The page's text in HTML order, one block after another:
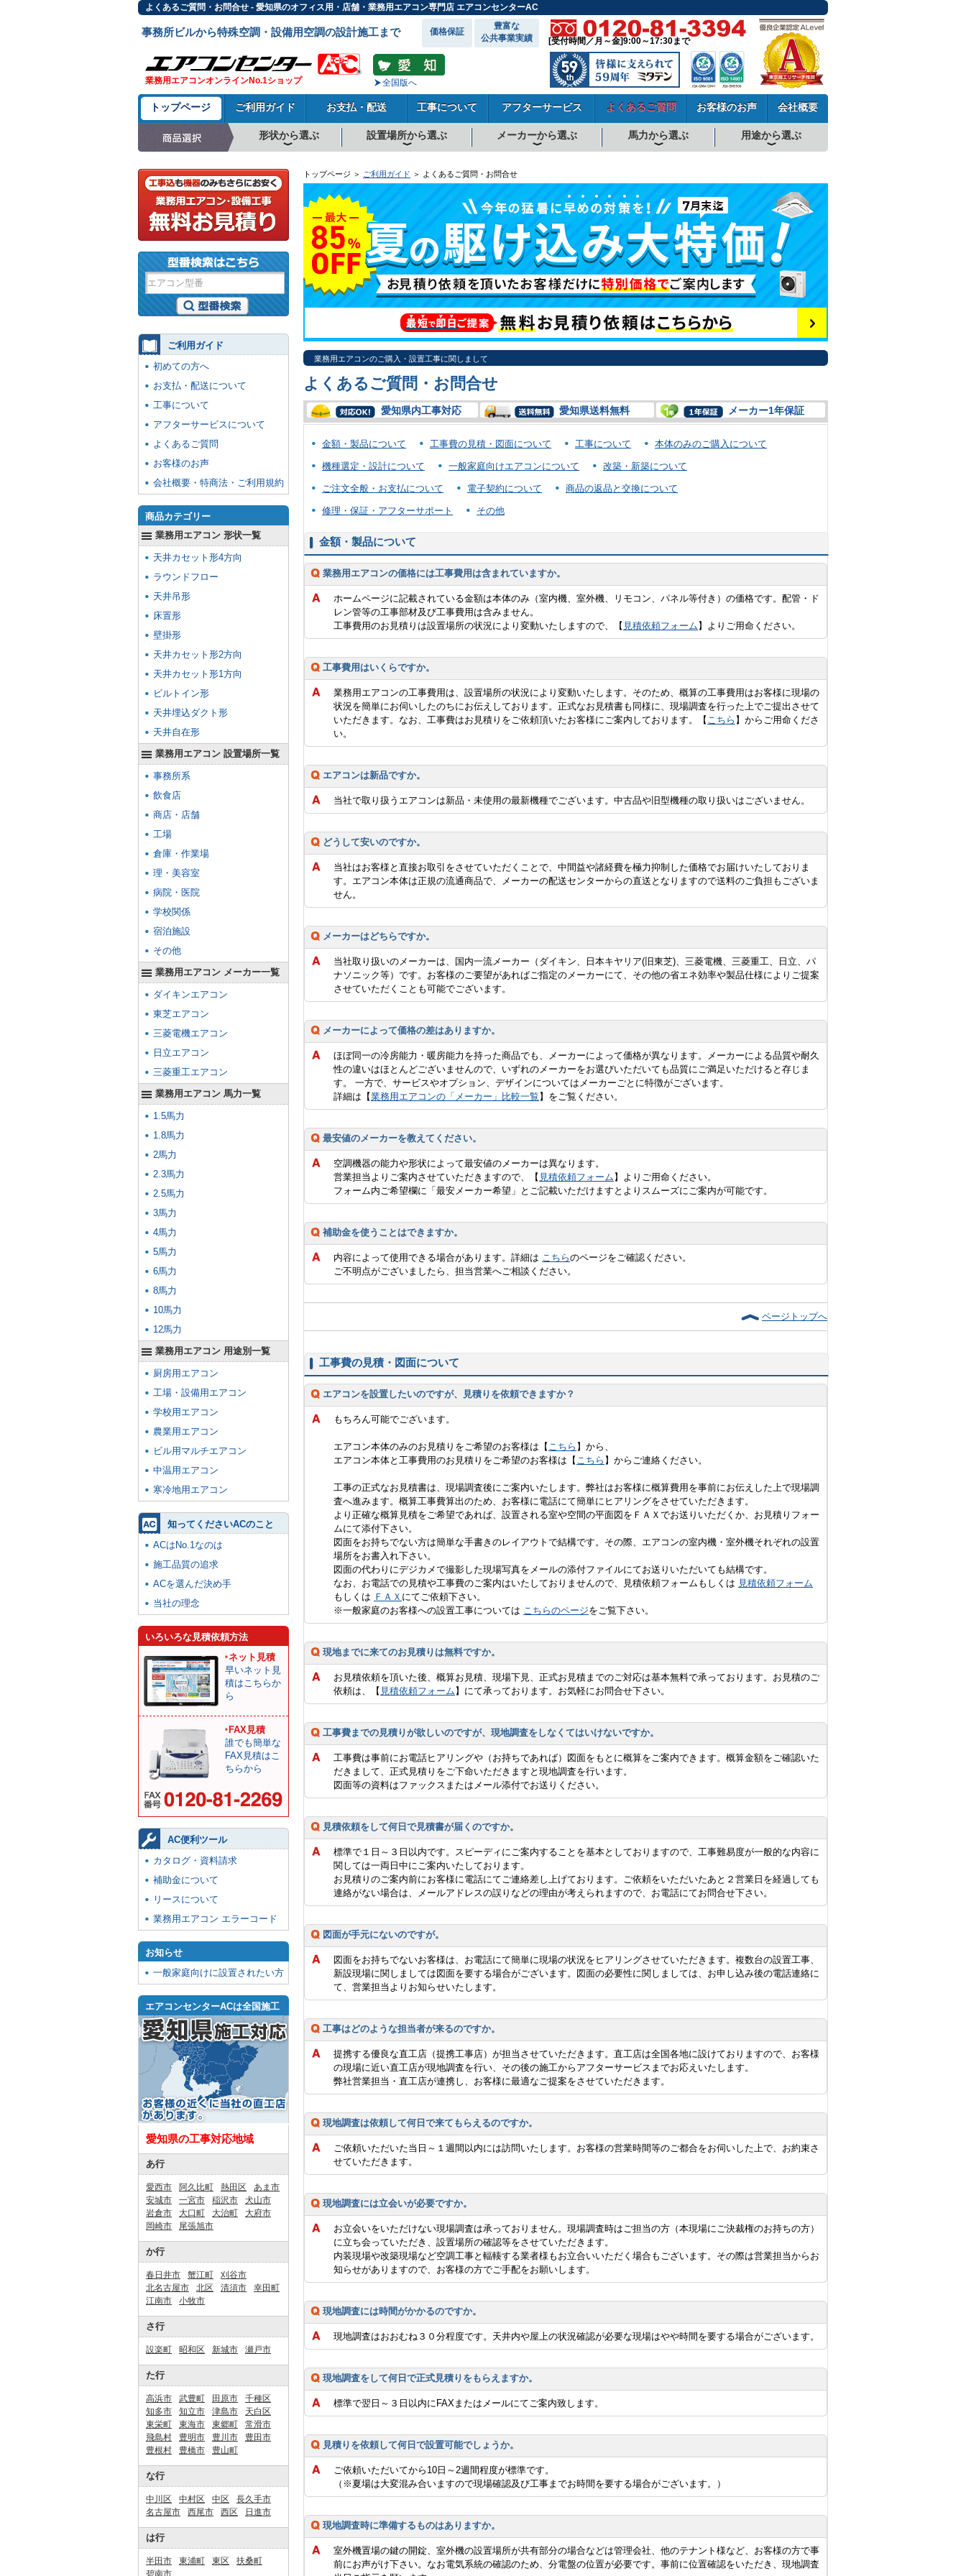
よくあるご質問・お問合せ - 愛知県のオフィス用・店舗・業務用エアコン専門店 エアコンセンターAC
事務所ビルから特殊空調・設備用空調の設計施工まで 価格保証
豊富な
公共事業実績
業務用エアコンオンラインNo.1ショップ 全国版へ
[受付時間／月～金]9:00～17:30まで
トップページ ご利用ガイド お支払・配送 工事について アフターサービス よくあるご質問 お客様のお声 会社概要
形状から選ぶ 設置場所から選ぶ メーカーから選ぶ 馬力から選ぶ 用途から選ぶ
トップページ ＞ ご利用ガイド ＞ よくあるご質問・お問合せ
業務用エアコンのご購入・設置工事に関しまして
よくあるご質問・お問合せ
愛知県内工事対応 愛知県送料無料 メーカー1年保証
金額・製品について 工事費の見積・図面について 工事について 本体のみのご購入について
機種選定・設計について 一般家庭向けエアコンについて 改築・新築について
ご注文全般・お支払について 電子契約について 商品の返品と交換について
修理・保証・アフターサポート その他
金額・製品について
業務用エアコンの価格には工事費用は含まれていますか。
ホームページに記載されている金額は本体のみ（室内機、室外機、リモコン、パネル等付き）の価格です。配管・ド
レン管等の工事部材及び工事費用は含みません。
工事費用のお見積りは設置場所の状況により変動いたしますので、【 見積依頼フォーム 】よりご用命ください。
工事費用はいくらですか。
業務用エアコンの工事費用は、設置場所の状況により変動いたします。そのため、概算の工事費用はお客様に現場の
状況を簡単にお伺いしたのちにお伝えしております。正式なお見積書も同様に、現場調査を行った上でご提出させて
いただきます。なお、工事費はお見積りをご依頼頂いたお客様にご案内しております。【 こちら 】からご用命くださ
い。
エアコンは新品ですか。
当社で取り扱うエアコンは新品・未使用の最新機種でございます。中古品や旧型機種の取り扱いはございません。
どうして安いのですか。
当社はお客様と直接お取引をさせていただくことで、中間益や諸経費を極力抑制した価格でお届けいたしておりま
す。エアコン本体は正規の流通商品で、メーカーの配送センターからの直送となりますので送料のご負担もございま
せん。
メーカーはどちらですか。
当社取り扱いのメーカーは、国内一流メーカー（ダイキン、日本キヤリア(旧東芝)、三菱電機、三菱重工、日立、パ
ナソニック等）です。お客様のご要望があればご指定のメーカーにて、その他の省エネ効率や製品仕様によりご提案
させていただくことも可能でございます。
メーカーによって価格の差はありますか。
ほぼ同一の冷房能力・暖房能力を持った商品でも、メーカーによって価格が異なります。メーカーによる品質や耐久
性の違いはほとんどございませんので、いずれのメーカーをお選びいただいても品質にご満足いただけると存じま
す。 一方で、サービスやオプション、デザインについてはメーカーごとに特徴がございます。
詳細は【業務用エアコンの「メーカー」比較一覧 】をご覧ください。
最安値のメーカーを教えてください。
空調機器の能力や形状によって最安値のメーカーは異なります。
営業担当よりご案内させていただきますので、【 見積依頼フォーム 】よりご用命ください。
フォーム内ご希望欄に「最安メーカー希望」とご記載いただけますとよりスムーズにご案内が可能です。
補助金を使うことはできますか。
内容によって使用できる場合があります。詳細は こちらのページをご確認ください。
ご不明点がございましたら、担当営業へご相談ください。
ページトップへ
工事費の見積・図面について
エアコンを設置したいのですが、見積りを依頼できますか？
もちろん可能でございます。
エアコン本体のみのお見積りをご希望のお客様は【 こちら 】から、
エアコン本体と工事費用のお見積りをご希望のお客様は【 こちら 】からご連絡ください。
工事の正式なお見積書は、現場調査後にご案内いたします。弊社はお客様に概算費用を事前にお伝えした上で現場調
査へ進みます。概算工事費算出のため、お客様に電話にて簡単にヒアリングをさせていただきます。
より正確な概算見積をご希望であれば、設置される室や空間の平面図をＦＡＸでお送りいただくか、お見積りフォー
ムにて添付下さい。
図面をお持ちでない方は簡単な手書きのレイアウトで結構です。その際、エアコンの室内機・室外機それぞれの設置
場所をお書入れ下さい。
図面の代わりにデジカメで撮影した現場写真をメールの添付ファイルにてお送りいただいても結構です。
なお、お電話での見積や工事費のご案内はいたしておりませんので、見積依頼フォームもしくは 見積依頼フォーム
もしくは ＦＡＸ にてご依頼下さい。
※一般家庭のお客様への設置工事については こちらのページをご覧下さい。
現地までに来てのお見積りは無料ですか。
お見積依頼を頂いた後、概算お見積、現場下見、正式お見積までのご対応は基本無料で承っております。お見積のご
依頼は、【 見積依頼フォーム 】にて承っております。お気軽にお問合せ下さい。
工事費までの見積りが欲しいのですが、現地調査をしなくてはいけないですか。
工事費は事前にお電話ヒアリングや（お持ちであれば）図面をもとに概算をご案内できます。概算金額をご確認いた
だきまして、正式見積りをご下命いただきますと現地調査を行います。
図面等の資料はファックスまたはメール添付でお送りください。
見積依頼をして何日で見積書が届くのですか。
標準で１日～３日以内です。スピーディにご案内することを基本としておりますので、工事難易度が一般的な内容に
関しては一両日中にご案内いたしております。
お見積りのご案内前にお客様に電話にてご連絡差し上げております。ご依頼をいただいたあと２営業日を経過しても
連絡がない場合は、メールアドレスの誤りなどの理由が考えられますので、お電話にてお問合せ下さい。
図面が手元にないのですが。
図面をお持ちでないお客様は、お電話にて簡単に現場の状況をヒアリングさせていただきます。複数台の設置工事、
新設現場に関しましては図面を要する場合がございます。図面の必要性に関しましては、お申し込み後の電話連絡に
て、営業担当よりお知らせいたします。
工事はどのような担当者が来るのですか。
提携する優良な直工店（提携工事店）が担当させていただきます。直工店は全国各地に設けておりますので、お客様
の現場に近い直工店が現地調査を行い、その後の施工からアフターサービスまでお応えいたします。
弊社営業担当・直工店が連携し、お客様に最適なご提案をさせていただきます。
現地調査は依頼して何日で来てもらえるのですか。
ご依頼いただいた当日～１週間以内には訪問いたします。お客様の営業時間等のご都合をお伺いした上で、お約束さ
せていただきます。
現地調査には立会いが必要ですか。
お立会いをいただけない現場調査は承っておりません。現場調査時はご担当の方（本現場にご決裁権のお持ちの方）
に立ち会っていただき、設置場所の確認等をさせていただきます。
内装現場や改築現場など空調工事と輻輳する業者様もお立合いいただく場合もございます。その際は営業担当からお
知らせがありますので、お客様の方でご手配をお願いします。
現地調査には時間がかかるのですか。
現地調査はおおむね３０分程度です。天井内や屋上の状況確認が必要な現場はやや時間を要する場合がございます。
現地調査をして何日で正式見積りをもらえますか。
標準で翌日～３日以内にFAXまたはメールにてご案内致します。
見積りを依頼して何日で設置可能でしょうか。
ご依頼いただいてから10日～2週間程度が標準です。
（※夏場は大変混み合いますので現場確認及び工事までお時間を要する場合がございます。）
現地調査時に準備するものはありますか。
室外機置場の鍵の開錠、室外機の設置場所が共有部分の場合などは管理会社、他のテナント様など、お客様の方で事
前にお声がけ下さい。なお電気系統の確認のため、分電盤の位置が必要です。事前に位置確認をいただき、現地調査
ご利用ガイド
初めての方へ
お支払・配送について
工事について
アフターサービスについて
よくあるご質問
お客様のお声
会社概要・特商法・ご利用規約
商品カテゴリー
業務用エアコン 形状一覧
天井カセット形4方向
ラウンドフロー
天井吊形
床置形
壁掛形
天井カセット形2方向
天井カセット形1方向
ビルトイン形
天井埋込ダクト形
天井自在形
業務用エアコン 設置場所一覧
事務所系
飲食店
商店・店舗
工場
倉庫・作業場
理・美容室
病院・医院
学校関係
宿泊施設
その他
業務用エアコン メーカー一覧
ダイキンエアコン
東芝エアコン
三菱電機エアコン
日立エアコン
三菱重工エアコン
業務用エアコン 馬力一覧
1.5馬力
1.8馬力
2馬力
2.3馬力
2.5馬力
3馬力
4馬力
5馬力
6馬力
8馬力
10馬力
12馬力
業務用エアコン 用途別一覧
厨房用エアコン
工場・設備用エアコン
学校用エアコン
農業用エアコン
ビル用マルチエアコン
中温用エアコン
寒冷地用エアコン
知ってくださいACのこと
ACはNo.1なのは
施工品質の追求
ACを選んだ決め手
当社の理念
いろいろな見積依頼方法
ネット見積
早いネット見
積はこちらか
ら
FAX見積
誰でも簡単な
FAX見積はこ
ちらから
AC便利ツール
カタログ・資料請求
補助金について
リースについて
業務用エアコン エラーコード
お知らせ
一般家庭向けに設置されたい方
エアコンセンターACは全国施工
愛知県の工事対応地域
あ行
愛西市 阿久比町 熱田区
あま市
安城市
一宮市 稲沢市
犬山市
岩倉市
大口町 大治町
大府市
岡崎市
尾張旭市
か行
春日井市 蟹江町
刈谷市
北名古屋市
北区 清須市
幸田町
江南市
小牧市
さ行
設楽町 昭和区 新城市 瀬戸市
た行
高浜市 武豊町 田原市
千種区
知多市
知立市 津島市
天白区
東栄町
東海市 東郷町
常滑市
飛島村
豊明市 豊川市
豊田市
豊根村
豊橋市 豊山町
な行
中川区 中村区 中区
長久手市
名古屋市
西尾市 西区 日進市
は行
半田市 東浦町 東区
扶桑町
碧南市